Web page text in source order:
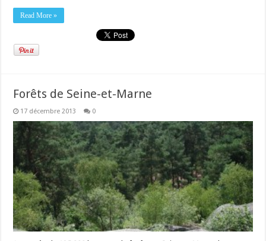
Read More »
Forêts de Seine-et-Marne
17 décembre 2013 0